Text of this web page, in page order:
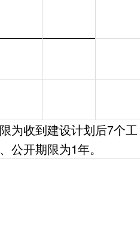
为收到建设计划后7个工
公开期限为1年。